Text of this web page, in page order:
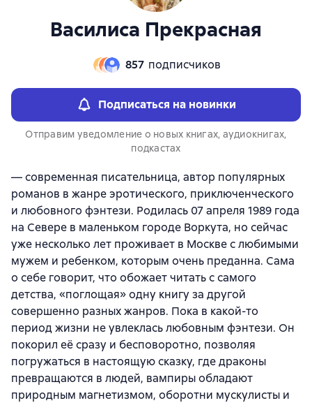
Василиса Прекрасная
857 подписчиков
Подписаться на новинки
Отправим уведомление о новых книгах, аудиокнигах,
подкастах
— современная писательница, автор популярных
романов в жанре эротического, приключенческого
и любовного фэнтези. Родилась 07 апреля 1989 года
на Севере в маленьком городе Воркута, но сейчас
уже несколько лет проживает в Москве с любимыми
мужем и ребенком, которым очень преданна. Сама
о себе говорит, что обожает читать с самого
детства, «поглощая» одну книгу за другой
совершенно разных жанров. Пока в какой-то
период жизни не увлеклась любовным фэнтези. Он
покорил её сразу и бесповоротно, позволяя
погружаться в настоящую сказку, где драконы
превращаются в людей, вампиры обладают
природным магнетизмом, оборотни мускулисты и